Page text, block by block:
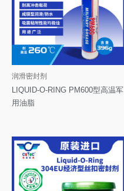
润滑密封剂
LIQUID-O-RING PM600型高温军
用油脂